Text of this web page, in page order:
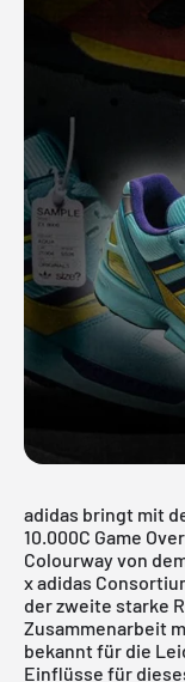
adidas bringt mit
10.000C Game
Colourway von
x adidas
der zweite starke
Zusammenarbeit
bekannt für die
Einflüsse für